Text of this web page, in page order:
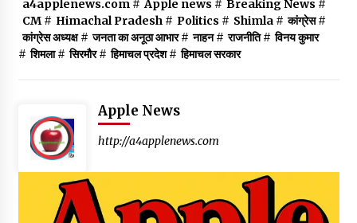
a4applenews.com# Apple news # Breaking News #
CM# Himachal Pradesh# Politics # Shimla# कांग्रेस#
कांग्रेस अध्यक्ष# जनता का अनूठा आभार# नाहन# राजनीति# विनय कुमार
# शिमला# सिरमौर# हिमाचल प्रदेश# हिमाचल सरकार
Apple News
http://a4applenews.com